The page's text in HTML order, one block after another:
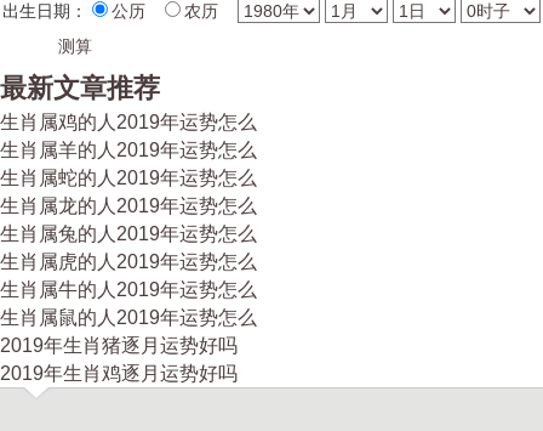
出生日期： 公历 农历
最新文章推荐
生肖属鸡的人2019年运势怎么
生肖属羊的人2019年运势怎么
生肖属蛇的人2019年运势怎么
生肖属龙的人2019年运势怎么
生肖属兔的人2019年运势怎么
生肖属虎的人2019年运势怎么
生肖属牛的人2019年运势怎么
生肖属鼠的人2019年运势怎么
2019年生肖猪逐月运势好吗
2019年生肖鸡逐月运势好吗